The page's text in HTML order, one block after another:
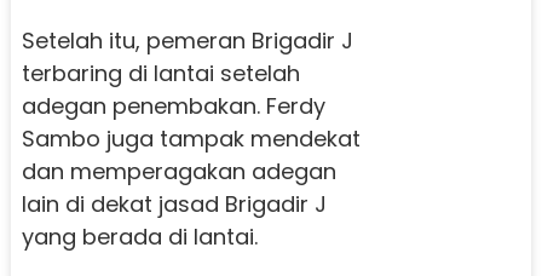
Setelah itu, pemeran Brigadir J
terbaring di lantai setelah
adegan penembakan. Ferdy
Sambo juga tampak mendekat
dan memperagakan adegan
lain di dekat jasad Brigadir J
yang berada di lantai.